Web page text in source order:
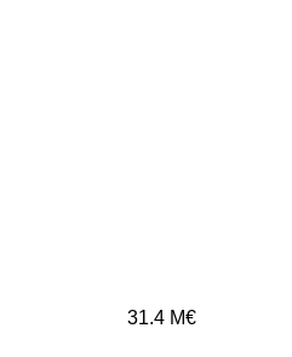
31.4 M€